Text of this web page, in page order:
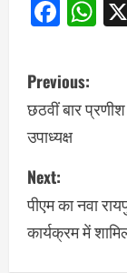
Previous:
छठवीं बार
उपाध्यक्ष
Next:
पीएम का नवा
कार्यक्रम में